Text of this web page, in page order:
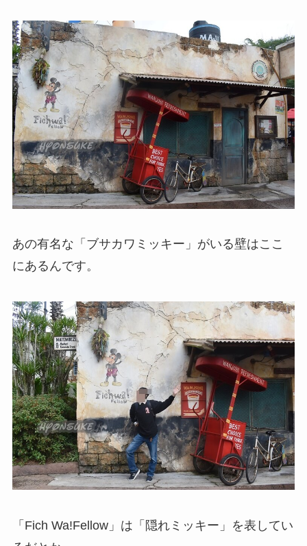
あの有名な「ブサカワミッキー」がいる壁はここ
にあるんです。
「Fich Wa!Fellow」は「隠れミッキー」を表してい